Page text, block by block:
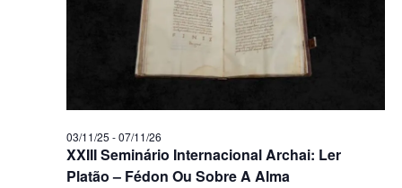
XXIII Seminário Internacional Archai: Ler
Platão – Fédon Ou Sobre A Alma
03/11/25 -07/11/26